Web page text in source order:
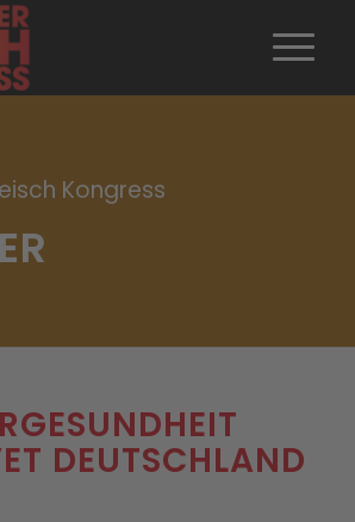
Kongress
DEUTSCHLAND